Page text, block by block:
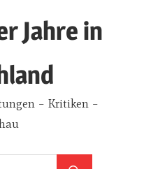
Jahre in
– Kritiken –